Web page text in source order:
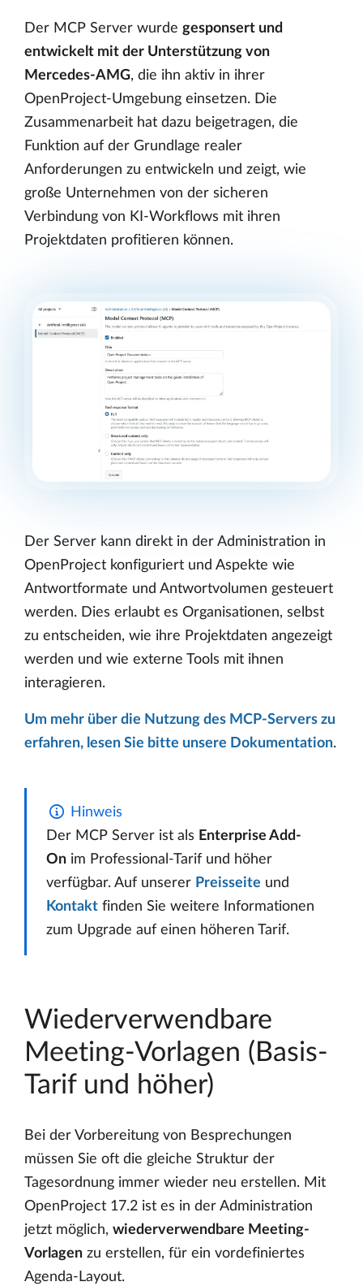
Der MCP Server wurde gesponsert und
entwickelt mit der Unterstützung von
Mercedes-AMG, die ihn aktiv in ihrer
OpenProject-Umgebung einsetzen. Die
Zusammenarbeit hat dazu beigetragen, die
Funktion auf der Grundlage realer
Anforderungen zu entwickeln und zeigt, wie
große Unternehmen von der sicheren
Verbindung von KI-Workflows mit ihren
Projektdaten profitieren können.
Der Server kann direkt in der Administration in
OpenProject konfiguriert und Aspekte wie
Antwortformate und Antwortvolumen gesteuert
werden. Dies erlaubt es Organisationen, selbst
zu entscheiden, wie ihre Projektdaten angezeigt
werden und wie externe Tools mit ihnen
interagieren.
Um mehr über die Nutzung des MCP-Servers zu
erfahren, lesen Sie bitte unsere Dokumentation.
Hinweis
Der MCP Server ist als Enterprise Add-
On im Professional-Tarif und höher
verfügbar. Auf unserer Preisseite und
Kontakt finden Sie weitere Informationen
zum Upgrade auf einen höheren Tarif.
Wiederverwendbare
Meeting-Vorlagen (Basis-
Tarif und höher)
Bei der Vorbereitung von Besprechungen
müssen Sie oft die gleiche Struktur der
Tagesordnung immer wieder neu erstellen. Mit
OpenProject 17.2 ist es in der Administration
jetzt möglich, wiederverwendbare Meeting-
Vorlagen zu erstellen, für ein vordefiniertes
Agenda-Layout.